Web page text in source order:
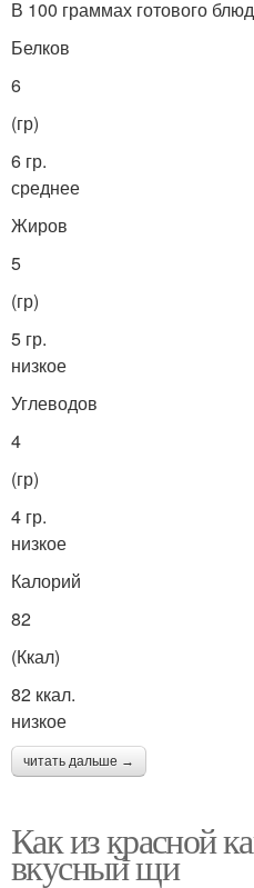
В 100 граммах готового
Белков
6
(гр)
6 гр.
среднее
Жиров
5
(гр)
5 гр.
низкое
Углеводов
4
(гр)
4 гр.
низкое
Калорий
82
(Ккал)
82 ккал.
низкое
читать дальше →
Как из красной
вкусный щи